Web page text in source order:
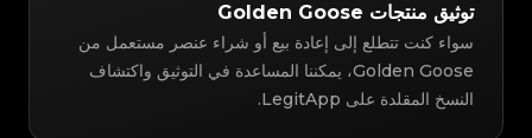
توثيق منتجات Golden Goose
سواء كنت تتطلع إلى إعادة بيع أو شراء عنصر مستعمل من
Golden Goose، يمكننا المساعدة في التوثيق واكتشاف
النسخ المقلدة على LegitApp.